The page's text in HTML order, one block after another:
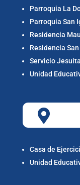
Parroquia La
Parroquia San
Residencia
Residencia
Servicio
Unidad

Casa de
Unidad